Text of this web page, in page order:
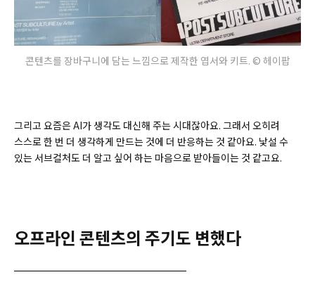
콘텐츠를 장바구니에 담는 느낌으로 제작한 엽서와 키트. © 헤이팝
그리고 요즘은 AI가 생각도 대신해 주는 시대잖아요. 그래서 오히려
스스로 한 번 더 생각하게 만드는 것에 더 반응하는 것 같아요. 낯설 수
있는 서브컬처도 더 알고 싶어 하는 마음으로 받아들이는 것 같고요.
오프라인 콘텐츠의 주기도 변했다